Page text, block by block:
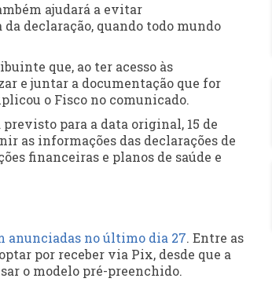
ajudará a evitar
declaração, quando todo mundo
que, ao ter acesso às
e juntar a documentação que for
o Fisco no comunicado.
para a data original, 15 de
as informações das declarações de
financeiras e planos de saúde e
anunciadas no último dia 27. Entre as
por receber via Pix, desde que a
o modelo pré-preenchido.